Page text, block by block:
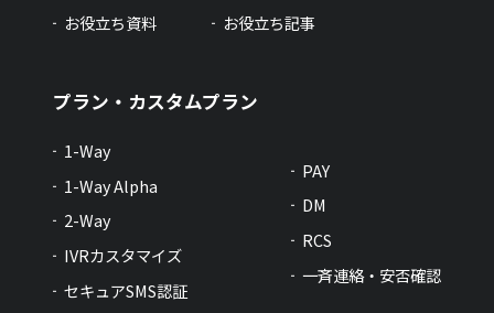
お役立ち資料 お役立ち記事
プラン・カスタムプラン
1-Way
1-Way Alpha
2-Way
IVRカスタマイズ
セキュアSMS認証
PAY
DM
RCS
一斉連絡・安否確認